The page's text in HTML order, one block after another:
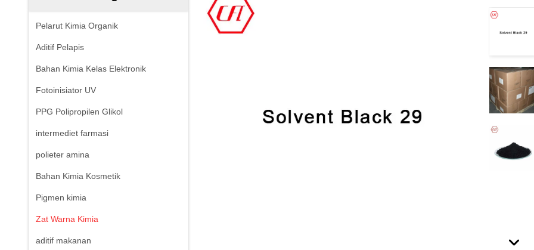
Pelarut Kimia Organik
Aditif Pelapis
Bahan Kimia Kelas Elektronik
Fotoinisiator UV
PPG Polipropilen Glikol
intermediet farmasi
polieter amina
Bahan Kimia Kosmetik
Pigmen kimia
Zat Warna Kimia
aditif makanan